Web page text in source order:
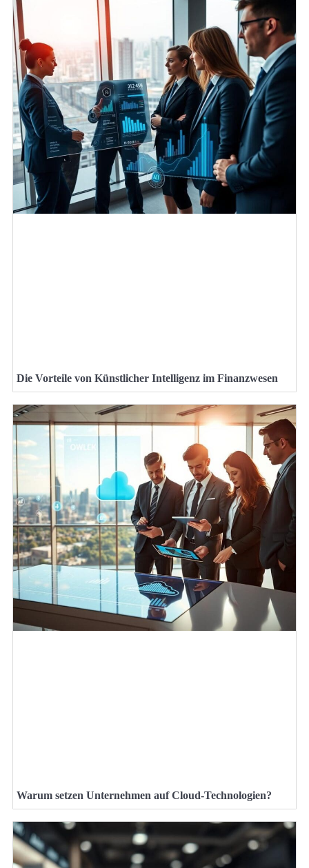
Die Vorteile von Künstlicher Intelligenz im Finanzwesen
Warum setzen Unternehmen auf Cloud-Technologien?